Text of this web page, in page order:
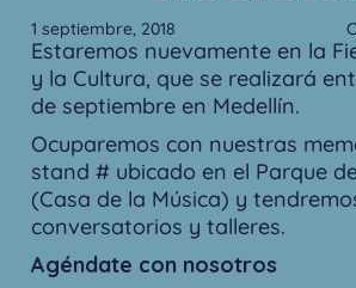
1 septiembre, 2018
Estaremos nuevamente en la
y la Cultura, que se realizará
de septiembre en Medellín.
Ocuparemos con nuestras
stand # ubicado en el Parque
(Casa de la Música) y
conversatorios y talleres.
Agéndate con nosotros